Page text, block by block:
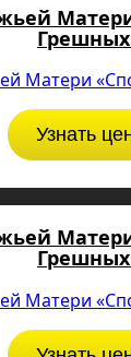
Узнать